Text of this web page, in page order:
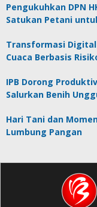
Pengukuhkan DPN
Satukan Petani
Transformasi Digital
Cuaca Berbasis
IPB Dorong
Salurkan Benih
Hari Tani dan
Lumbung Pangan